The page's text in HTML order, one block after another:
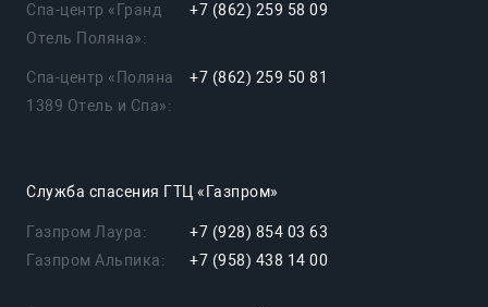
Спа-центр «Гранд
Отель Поляна»:
+7 (862) 259 58 09
Спа-центр «Поляна
1389 Отель и Спа»:
+7 (862) 259 50 81
Служба спасения ГТЦ «Газпром»
Газпром Лаура:
+7 (928) 854 03 63
Газпром Альпика:
+7 (958) 438 14 00